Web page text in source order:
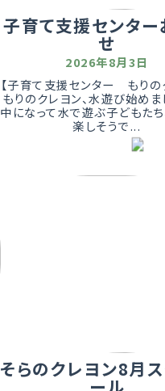
子育て支援センター
せ
2026年8月3日
【子育て支援センター もりの
もりのクレヨン、水遊び始め
中になって水で遊ぶ子どもたち
楽しそうで...
そらのクレヨン8月
ール